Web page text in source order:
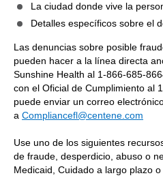
La ciudad donde vive la
Detalles específicos sobre el
Las denuncias sobre posible
pueden hacer a la línea directa
Sunshine Health al 1-866-685-
con el Oficial de Cumplimiento al
puede enviar un correo
a Compliancefl@centene.com
Use uno de los siguientes
de fraude, desperdicio, abuso o
Medicaid, Cuidado a largo plazo